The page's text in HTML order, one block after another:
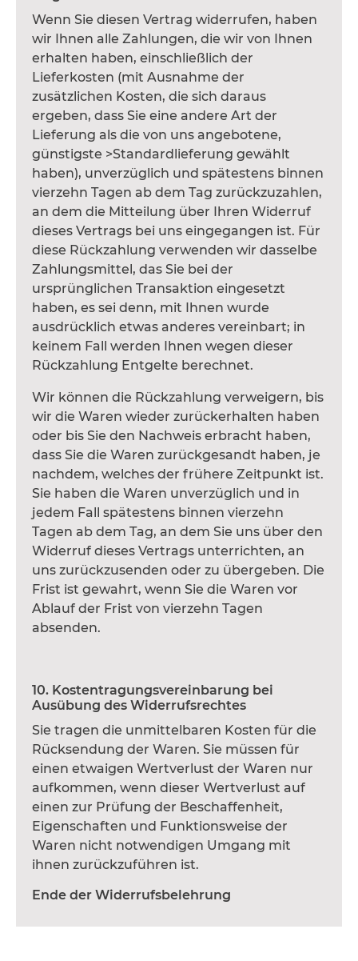
Wenn Sie diesen Vertrag widerrufen, haben
wir Ihnen alle Zahlungen, die wir von Ihnen
erhalten haben, einschließlich der
Lieferkosten (mit Ausnahme der
zusätzlichen Kosten, die sich daraus
ergeben, dass Sie eine andere Art der
Lieferung als die von uns angebotene,
günstigste >Standardlieferung gewählt
haben), unverzüglich und spätestens binnen
vierzehn Tagen ab dem Tag zurückzuzahlen,
an dem die Mitteilung über Ihren Widerruf
dieses Vertrags bei uns eingegangen ist. Für
diese Rückzahlung verwenden wir dasselbe
Zahlungsmittel, das Sie bei der
ursprünglichen Transaktion eingesetzt
haben, es sei denn, mit Ihnen wurde
ausdrücklich etwas anderes vereinbart; in
keinem Fall werden Ihnen wegen dieser
Rückzahlung Entgelte berechnet.
Wir können die Rückzahlung verweigern, bis
wir die Waren wieder zurückerhalten haben
oder bis Sie den Nachweis erbracht haben,
dass Sie die Waren zurückgesandt haben, je
nachdem, welches der frühere Zeitpunkt ist.
Sie haben die Waren unverzüglich und in
jedem Fall spätestens binnen vierzehn
Tagen ab dem Tag, an dem Sie uns über den
Widerruf dieses Vertrags unterrichten, an
uns zurückzusenden oder zu übergeben. Die
Frist ist gewahrt, wenn Sie die Waren vor
Ablauf der Frist von vierzehn Tagen
absenden.
10. Kostentragungsvereinbarung bei
Ausübung des Widerrufsrechtes
Sie tragen die unmittelbaren Kosten für die
Rücksendung der Waren. Sie müssen für
einen etwaigen Wertverlust der Waren nur
aufkommen, wenn dieser Wertverlust auf
einen zur Prüfung der Beschaffenheit,
Eigenschaften und Funktionsweise der
Waren nicht notwendigen Umgang mit
ihnen zurückzuführen ist.
Ende der Widerrufsbelehrung